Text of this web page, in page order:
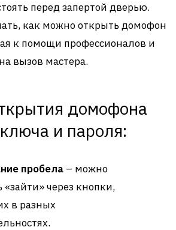
перед запертой дверью.
как можно открыть домофон
к помощи профессионалов и
вызов мастера.
домофона
и пароля:
пробела – можно
«зайти» через кнопки,
в разных